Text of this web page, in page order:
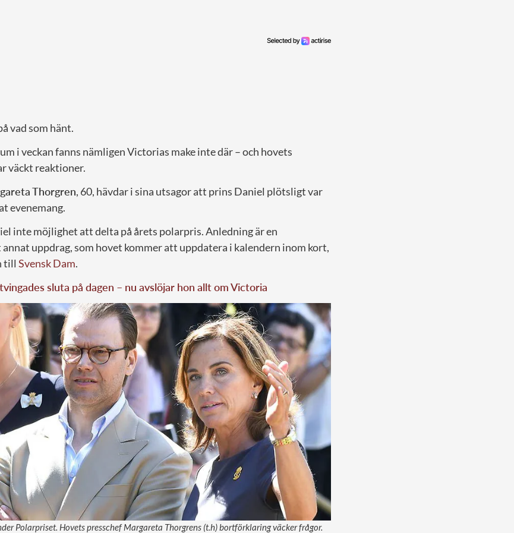
vad som hänt.
i veckan fanns nämligen Victorias make inte där – och hovets
väckt reaktioner.
Thorgren, 60, hävdar i sina utsagor att prins Daniel plötsligt var
evenemang.
inte möjlighet att delta på årets polarpris. Anledning är en
uppdrag, som hovet kommer att uppdatera i kalendern inom kort,
till Svensk Dam.
sluta på dagen – nu avslöjar hon allt om Victoria
Polarpriset. Hovets presschef Margareta Thorgrens (t.h) bortförklaring väcker frågor.